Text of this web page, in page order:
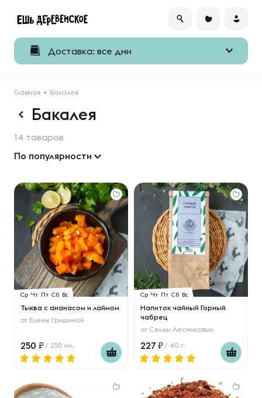
Доставка: все дни
Главная Бакалея
Бакалея
14 товаров
По популярности
Ср Чт Пт Сб Вс
Тыква с ананасом и лаймом
от Елены Гришиной
250 / 250 мл.
Ср Чт Пт Сб Вс
Напиток чайный Горный
чабрец
от Семьи Лесниковых
227 / 40 г.